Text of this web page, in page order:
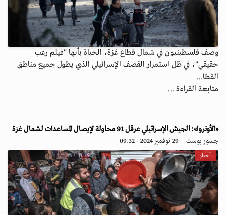
وصف فلسطينيون في شمال قطاع غزة، الحياة بأنها "فيلم رعب
حقيقي"، في ظل استمرار القصف الإسرائيلي الذي يطول جميع مناطق
القطا...
متابعة القراءة ...
«الأونروا»: الجيش الإسرائيلي عرقل 91 محاولة لإيصال المساعدات لشمال غزة
جسور بوست 29 نوفمبر 2024 - 09:32
أخبار